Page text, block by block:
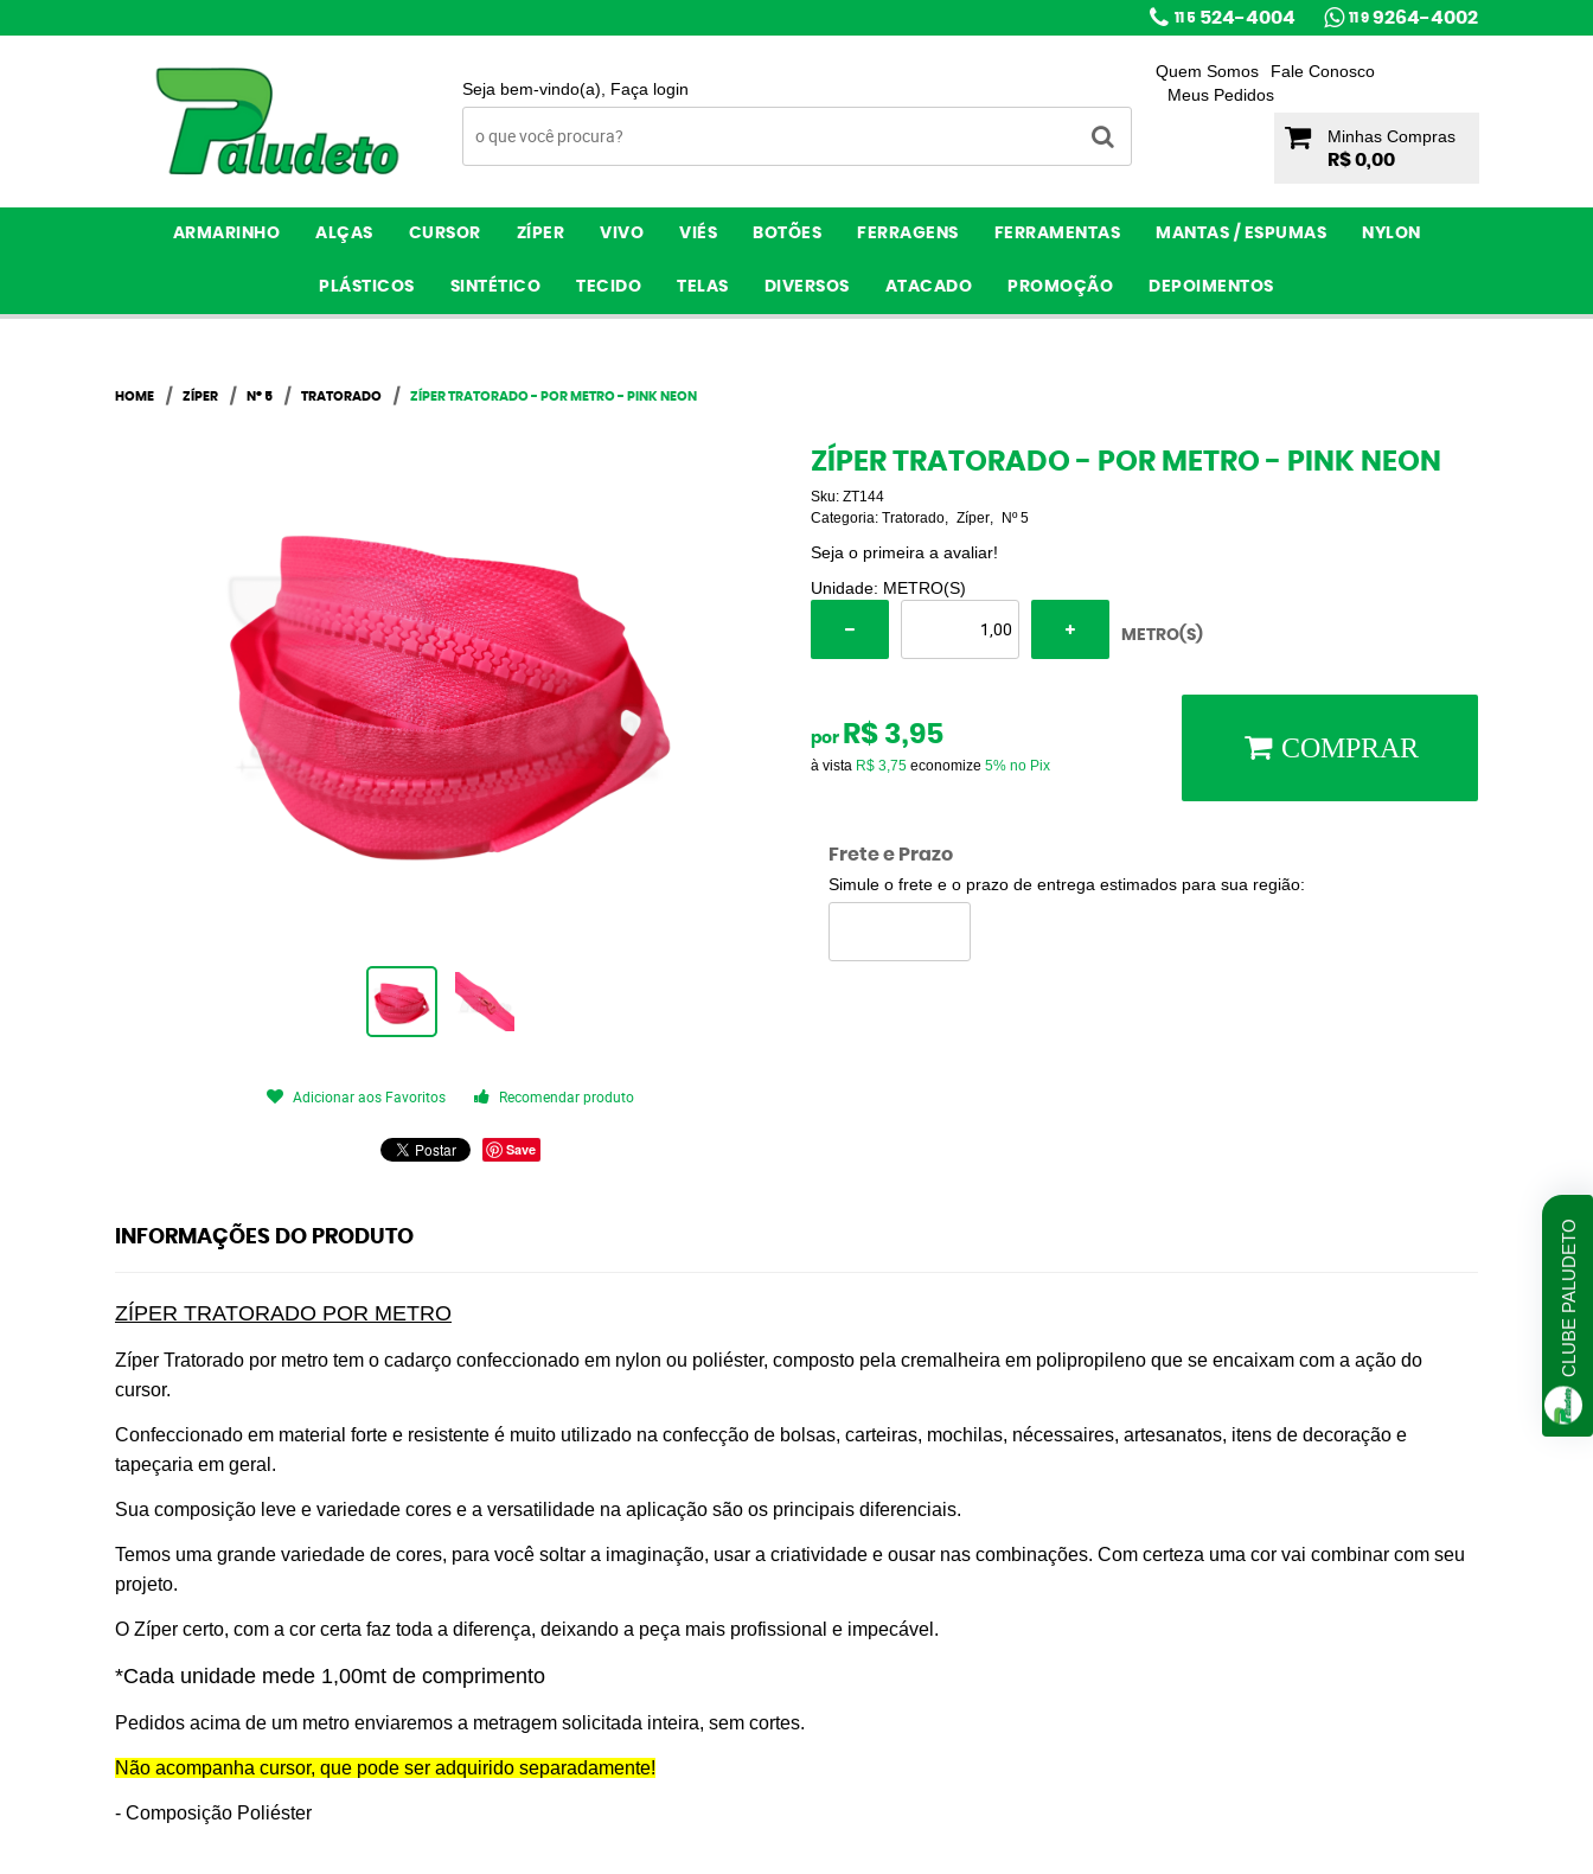
11 5 524-4004 11 9 9264-4002
Seja bem-vindo(a), Faça login
Quem Somos
Fale Conosco
Meus Pedidos
Minhas Compras
R$ 0,00
ARMARINHO ALÇAS CURSOR ZÍPER VIVO VIÉS BOTÕES FERRAGENS FERRAMENTAS MANTAS / ESPUMAS NYLON
PLÁSTICOS SINTÉTICO TECIDO TELAS DIVERSOS ATACADO PROMOÇÃO DEPOIMENTOS
HOME ZÍPER Nº 5 TRATORADO ZÍPER TRATORADO - POR METRO - PINK NEON
Adicionar aos Favoritos Recomendar produto
Save
ZÍPER TRATORADO - POR METRO - PINK NEON
Sku: ZT144
Categoria: Tratorado Zíper Nº 5
Seja o primeira a avaliar!
Unidade: METRO(S)
METRO(S)
por R$ 3,95
à vista R$ 3,75economize 5% no Pix
COMPRAR
Frete e Prazo
Simule o frete e o prazo de entrega estimados para sua região:
INFORMAÇÕES DO PRODUTO
ZÍPER TRATORADO POR METRO
Zíper Tratorado por metro tem o cadarço confeccionado em nylon ou poliéster, composto pela cremalheira em polipropileno que se encaixam com a ação do
cursor.
Confeccionado em material forte e resistente é muito utilizado na confecção de bolsas, carteiras, mochilas, nécessaires, artesanatos, itens de decoração e
tapeçaria em geral.
Sua composição leve e variedade cores e a versatilidade na aplicação são os principais diferenciais.
Temos uma grande variedade de cores, para você soltar a imaginação, usar a criatividade e ousar nas combinações. Com certeza uma cor vai combinar com seu
projeto.
O Zíper certo, com a cor certa faz toda a diferença, deixando a peça mais profissional e impecável.
*Cada unidade mede 1,00mt de comprimento
Pedidos acima de um metro enviaremos a metragem solicitada inteira, sem cortes.
Não acompanha cursor, que pode ser adquirido separadamente!
- Composição Poliéster
CLUBE PALUDETO